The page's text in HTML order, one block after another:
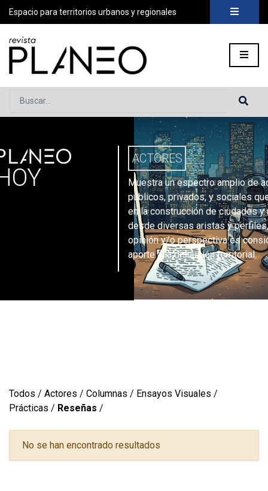
Espacio para territorios urbanos y regionales
Buscar...
» Secciones ACTORES
Muestra un espectro amplio de
públicos, privados, y sociales
en la construcción de ciudades y
desde diversas aristas y
opinión y/o perspectiva es
aporte a la discusión territorial.
Todos / Actores / Columnas / Ensayos Visuales /
Prácticas / Reseñas /
No se han encontrado resultados